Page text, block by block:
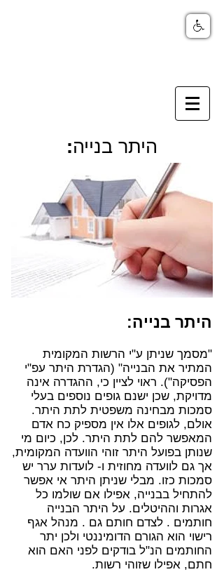
היתר בנייה:
היתר בנייה:
"מסמך שניתן ע"י הרשות המקומית
המתיר את הבנייה" (הגדרת היתר עפ"י
הפסיקה"). ראוי לציין כי, ההגדרה אינה
מדויקת, שכן ישנם גופים נוספים בעלי
סמכות מבחינה משפטית לתת היתר.
אולם, לגופים אלו אין מספיק כח אדם
המאפשר להם לתת היתר. לכן, כיום מי
שנותן בפועל היתר זוהי הוועדה המקומית,
אך גם לוועדה מחוזית ו- לועדות ערר יש
סמכות כזו. מבלי שניתן היתר אי אפשר
להתחיל בבנייה, אפילו אם שולמו כל
אגרות וההיטלים. על היתר הבנייה
חותמים . לצדם חותם גם . מנהל אגף
רישוי הוא הגורם הדומיננטי ולכן יתר
החותמים הנ"ל בודקים לפני האם הוא
חתם, אפילו שזוהי רשות.